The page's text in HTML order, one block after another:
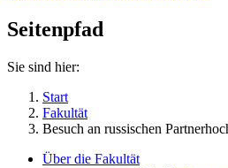
Seitenpfad
Sie sind hier:
Start
Fakultät
Besuch an russischen
Über die Fakultät